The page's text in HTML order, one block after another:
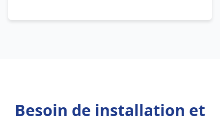
Besoin de installation et